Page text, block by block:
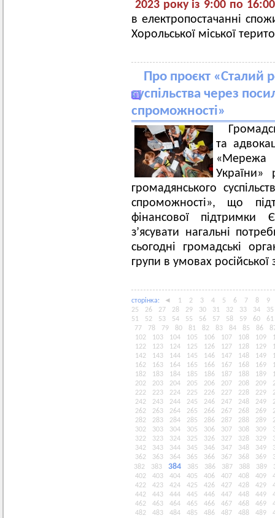
2023року із 9:00 по 16
в електропостачанні
Хорольської міської
Про проєкт «Сталий
суспільства через
спроможності»
та
«Мережа
України»
громадянського
спроможності», що
фінансової підтримки
з’ясувати нагальні
сьогодні громадські
групи в умовах російської
сторiнка: ◄ 1 2 3 4 5 6 7 8
9
25
26 27 28 29 30 31 32 33 34
35
51
52 53 54 55 56 57 58 59 60
61
77
78 79 80 81 82 83 84 85 86
102
103 104 105 106 107 108 109
122
123 124 125 126 127 128 129
142
143 144 145 146 147 148 149
162
163 164 165 166 167 168 169
182
183 184 185 186 187 188 189
202
203 204 205 206 207 208 209
222
223 224 225 226 227 228 229
242
243 244 245 246 247 248 249
262
263 264 265 266 267 268 269
282
283 284 285 286 287 288 289
302
303 304 305 306 307 308 309
322
323 324 325 326 327 328 329
342
343 344 345 346 347 348 349
362
363 364 365 366 367 368 369
382
383 384 385 386 387 388 389
402
403 404 405 406 407 408 409
422
423 424 425 426 427 428 429
442
443 444 445 446 447 448 449
462
463 464 465 466 467 468 469
482
483 484 485 486 487 488 489